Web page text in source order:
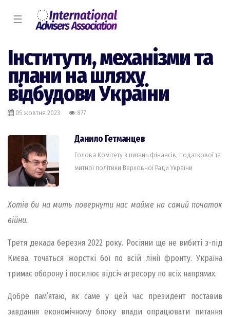
☰
Інститути, механізми та
плани на шляху
відбудови України
05 жовтня 2023 877
Данило Гетманцев
Голова Комітету з питань фінансів, податкової та
митної політики Верховної Ради України
Хотів би на мить повернути нас майже на самий початок
війни.
Третя декада березня 2022 року. Росіяни ще не вибиті з-під
Києва, точаться жорсткі бої по всій лінії фронту. Україна
тримає оборону і посилює відсіч агресору по всіх напрямах.
Добре пам’ятаю, як саме у цей час президент поставив
завдання економічному блоку влади опрацювати питання